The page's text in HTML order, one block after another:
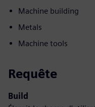
Machine building
Metals
Machine tools
Requête
Build